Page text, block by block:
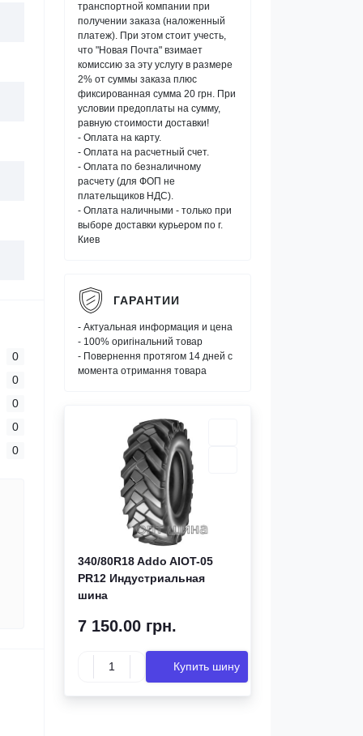
0
0
0
0
0
транспортной компании при
получении заказа (наложенный
платеж). При этом стоит учесть,
что "Новая Почта" взимает
комиссию за эту услугу в размере
2% от суммы заказа плюс
фиксированная сумма 20 грн. При
условии предоплаты на сумму,
равную стоимости доставки!
- Оплата на карту.
- Оплата на расчетный счет.
- Оплата по безналичному
расчету (для ФОП не
плательщиков НДС).
- Оплата наличными - только при
выборе доставки курьером по г.
Киев
ГАРАНТИИ
- Актуальная информация и цена
- 100% оригінальний товар
- Повернення протягом 14 дней с
момента отримання товара
340/80R18 Addo AIOT-05
PR12 Индустриальная
шина
7 150.00 грн.
Купить шину